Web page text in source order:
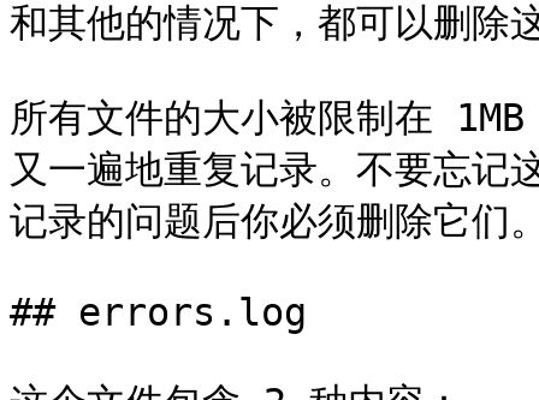
和其他的情况下，都可以删除
所有文件的大小被限制在
又一遍地重复记录。不要忘记
记录的问题后你必须删除它们
## errors.log